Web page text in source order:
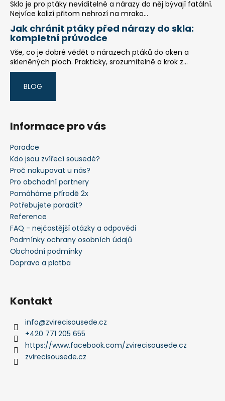
Sklo je pro ptáky neviditelné a nárazy do něj bývají fatální.
Nejvíce kolizí přitom nehrozí na mrako...
Jak chránit ptáky před nárazy do skla:
kompletní průvodce
Vše, co je dobré vědět o nárazech ptáků do oken a
skleněných ploch. Prakticky, srozumitelně a krok z...
BLOG
Informace pro vás
Poradce
Kdo jsou zvířecí sousedé?
Proč nakupovat u nás?
Pro obchodní partnery
Pomáháme přírodě 2x
Potřebujete poradit?
Reference
FAQ - nejčastější otázky a odpovědi
Podmínky ochrany osobních údajů
Obchodní podmínky
Doprava a platba
Kontakt
info@zvirecisousede.cz
+420 771 205 655
https://www.facebook.com/zvirecisousede.cz
zvirecisousede.cz